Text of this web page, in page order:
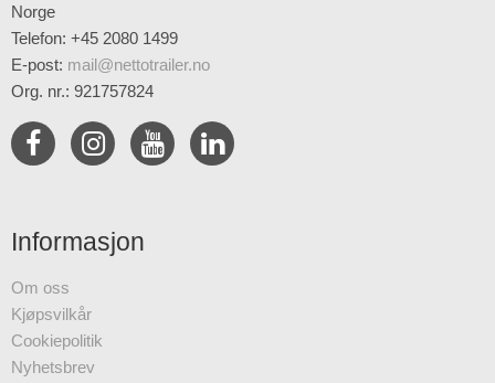
Norge
Telefon: +45 2080 1499
E-post: mail@nettotrailer.no
Org. nr.: 921757824
Informasjon
Om oss
Kjøpsvilkår
Cookiepolitik
Nyhetsbrev